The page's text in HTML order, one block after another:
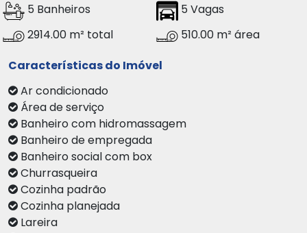
5 Banheiros
5 Vagas
2914.00 m² total
510.00 m² área
Características do Imóvel
Ar condicionado
Área de serviço
Banheiro com hidromassagem
Banheiro de empregada
Banheiro social com box
Churrasqueira
Cozinha padrão
Cozinha planejada
Lareira